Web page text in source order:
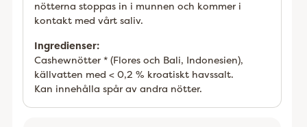
nötterna stoppas in i munnen och kommer i
kontakt med vårt saliv.
Ingredienser:
Cashewnötter * (Flores och Bali, Indonesien),
källvatten med < 0,2 % kroatiskt havssalt.
Kan innehålla spår av andra nötter.